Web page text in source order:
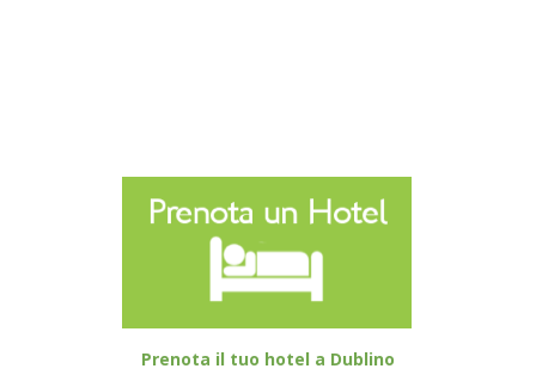
Prenota il tuo hotel a Dublino